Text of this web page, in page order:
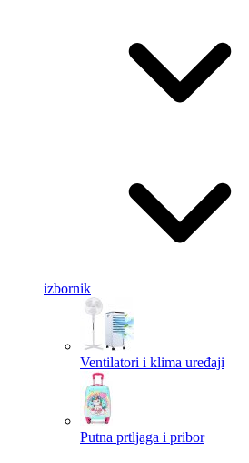
izbornik
Ventilatori i klima uređaji
Putna prtljaga i pribor